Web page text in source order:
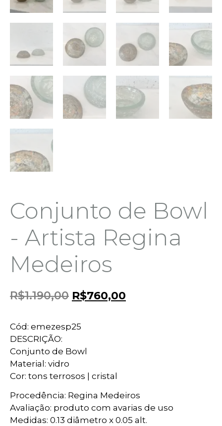
Conjunto de Bowl
- Artista Regina
Medeiros
R$1.190,00 R$760,00
Cód: emezesp25
DESCRIÇÃO:
Conjunto de Bowl
Material: vidro
Cor: tons terrosos | cristal
Procedência: Regina Medeiros
Avaliação: produto com avarias de uso
Medidas: 0.13 diâmetro x 0.05 alt.